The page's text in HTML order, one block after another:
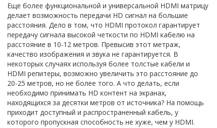
Еще более функциональной и универсальной HDMI матрицу
делает возможность передачи HD сигнал на большие
расстояния. Дело в том, что HDMI протокол гарантирует
передачу сигнала высокой четкости по HDMI кабелю на
расстояние в 10-12 метров. Превысив этот метраж,
качество изображения и звука не гарантируется. В
некоторых случаях используя более толстые кабели и
HDMI репитеры, возможно увеличить это расстояние до
20-25 метров, но не более того. А что делать, если
необходимо принимать HD контент на экранах,
находящихся за десятки метров от источника? На помощь
приходит доступный и распространенный кабель, у
которого пропускная способность не хуже, чем у HDMI.